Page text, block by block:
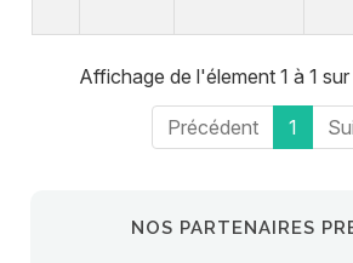
Affichage de l'élement 1 à 1 sur
Précédent 1
NOS PARTENAIRES